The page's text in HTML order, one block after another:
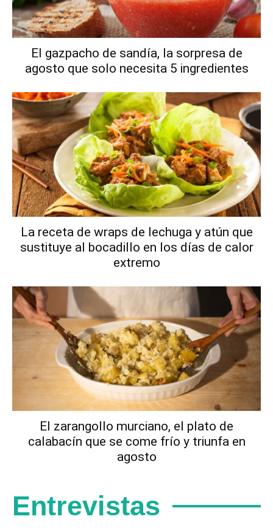
El gazpacho de sandía, la sorpresa de
agosto que solo necesita 5 ingredientes
La receta de wraps de lechuga y atún que
sustituye al bocadillo en los días de calor
extremo
El zarangollo murciano, el plato de
calabacín que se come frío y triunfa en
agosto
Entrevistas